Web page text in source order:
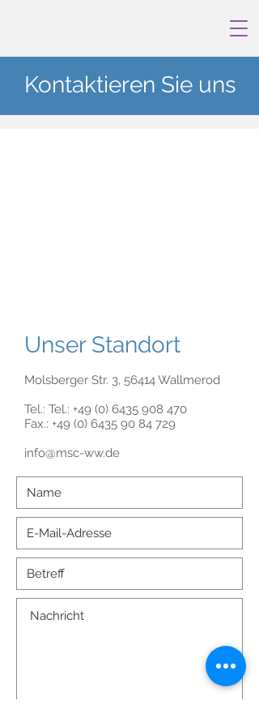
Kontaktieren Sie uns
Unser Standort
Molsberger Str. 3, 56414 Wallmerod
Tel.: Tel.: +49 (0) 6435 908 470
Fax.: +49 (0) 6435 90 84 729
info@msc-ww.de